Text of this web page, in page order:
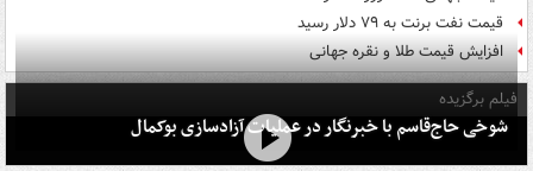
قیمت نفت برنت به ۷۹ دلار رسید
افزایش قیمت طلا و نقره جهانی
فیلم برگزیده
شوخی حاج‌قاسم با خبرنگار در عملیات آزادسازی بوکمال